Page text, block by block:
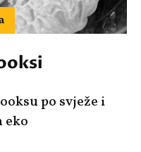
po svježe i
eko